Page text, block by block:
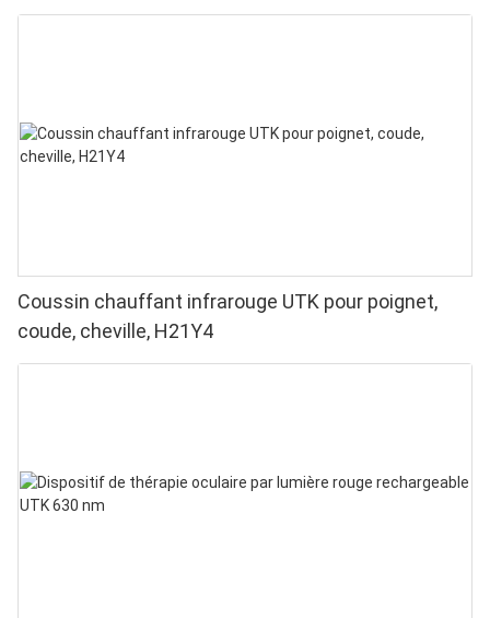
Coussin chauffant infrarouge UTK pour poignet,
coude, cheville, H21Y4